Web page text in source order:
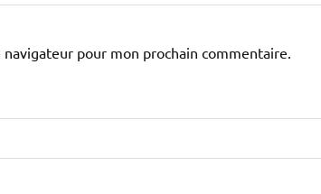
pour mon prochain commentaire.